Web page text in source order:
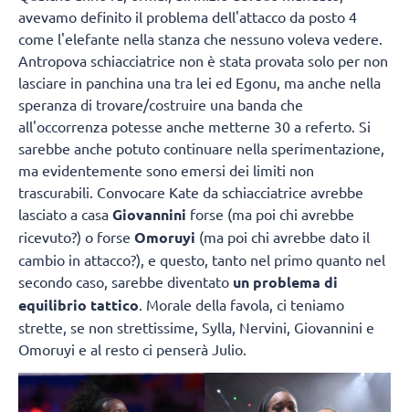
avevamo definito il problema dell'attacco da posto 4
come l'elefante nella stanza che nessuno voleva vedere.
Antropova schiacciatrice non è stata provata solo per non
lasciare in panchina una tra lei ed Egonu, ma anche nella
speranza di trovare/costruire una banda che
all'occorrenza potesse anche metterne 30 a referto. Si
sarebbe anche potuto continuare nella sperimentazione,
ma evidentemente sono emersi dei limiti non
trascurabili. Convocare Kate da schiacciatrice avrebbe
lasciato a casa Giovannini forse (ma poi chi avrebbe
ricevuto?) o forse Omoruyi (ma poi chi avrebbe dato il
cambio in attacco?), e questo, tanto nel primo quanto nel
secondo caso, sarebbe diventato un problema di
equilibrio tattico . Morale della favola, ci teniamo
strette, se non strettissime, Sylla, Nervini, Giovannini e
Omoruyi e al resto ci penserà Julio.